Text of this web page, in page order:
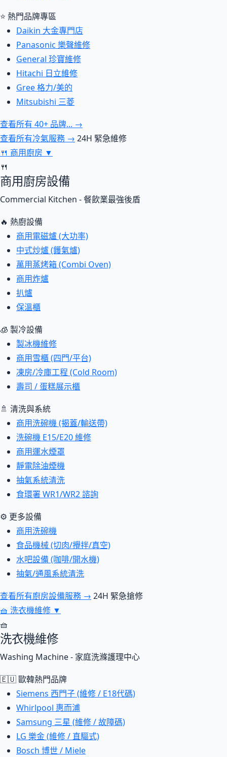
⭐ 熱門品牌專區
Daikin 大金專門店
Panasonic 樂聲維修
General 珍寶維修
Hitachi 日立維修
Gree 格力/美的
Mitsubishi 三菱
查看所有 40+ 品牌... →
查看所有冷氣服務 → 24H 緊急維修
🍴 商用廚房 ▼
🍴
商用廚房設備
Commercial Kitchen - 餐飲業最強後盾
🔥 熱廚設備
商用電磁爐 (大功率)
中式炒爐 (鑊氣爐)
萬用蒸烤箱 (Combi Oven)
商用炸爐
扒爐
保溫櫃
🧊 製冷設備
製冰機維修
商用雪櫃 (四門/平台)
凍房/冷庫工程 (Cold Room)
壽司 / 蛋糕展示櫃
🚿 清洗與系統
商用洗碗機 (揭蓋/輸送帶)
洗碗機 E15/E20 維修
商用運水煙罩
靜電除油煙機
抽氣系統清洗
食環署 WR1/WR2 諮詢
⚙ 更多設備
商用洗碗機
食品機械 (切肉/攪拌/真空)
水吧設備 (咖啡/開水機)
抽氣/通風系統清洗
查看所有廚房設備服務 → 24H 緊急搶修
🧺 洗衣機維修 ▼
🧺
洗衣機維修
Washing Machine - 家庭洗滌護理中心
🇪🇺 歐韓熱門品牌
Siemens 西門子 (維修 / E18代碼)
Whirlpool 惠而浦
Samsung 三星 (維修 / 故障碼)
LG 樂金 (維修 / 直驅式)
Bosch 博世 / Miele